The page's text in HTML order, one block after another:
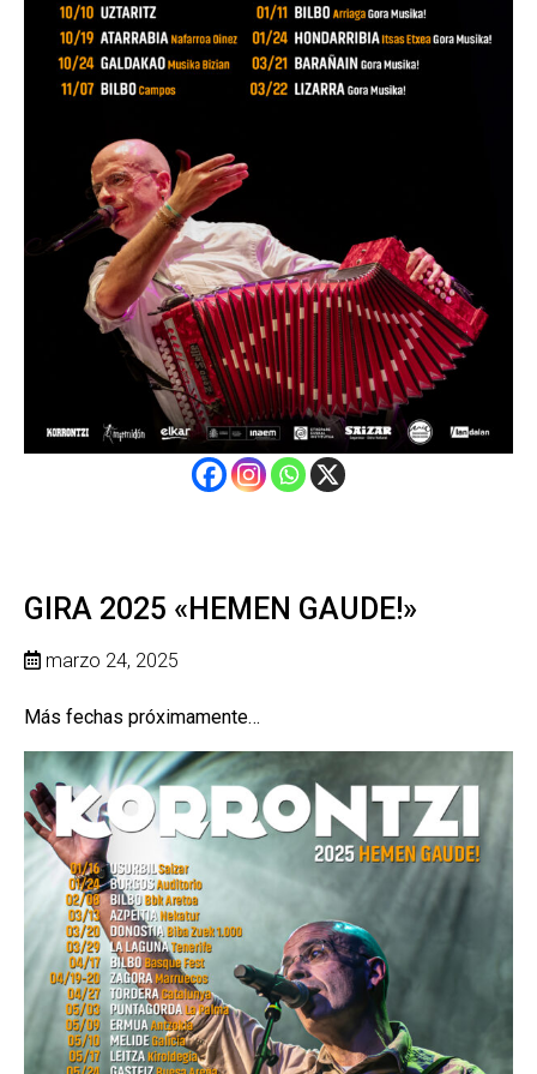
GIRA 2025 «HEMEN GAUDE!»
marzo 24, 2025
Más fechas próximamente…